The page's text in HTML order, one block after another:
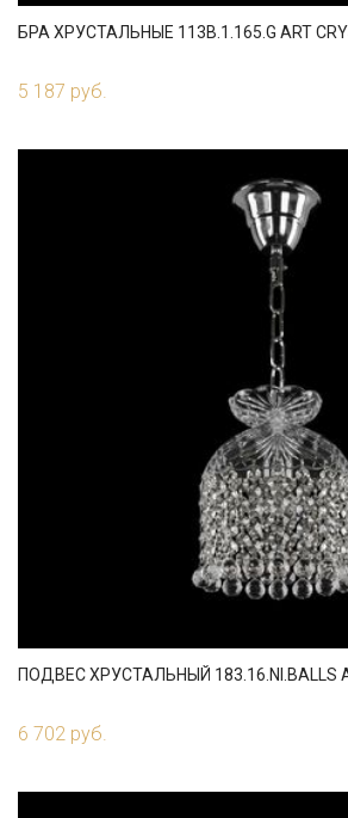
БРА ХРУСТАЛЬНЫЕ 113B.1.165.G ART
5 187 руб.
ПОДВЕС ХРУСТАЛЬНЫЙ 183.16.NI.BALLS
6 702 руб.